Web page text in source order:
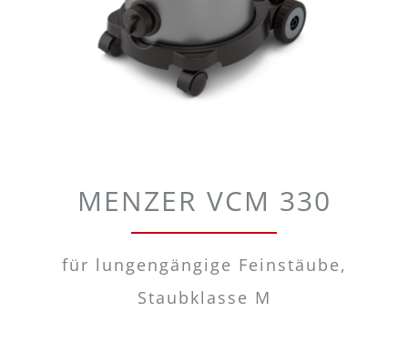
MENZER VCM 330
für lungengängige Feinstäube,
Staubklasse M